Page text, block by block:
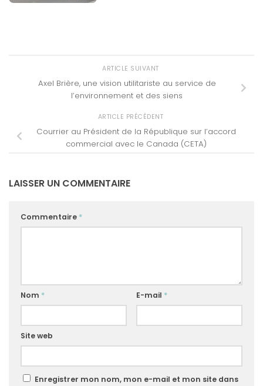
ARTICLE SUIVANT
Axel Brière, une vision utilitariste au service de
l’environnement et des siens
ARTICLE PRÉCÉDENT
Courrier au Président de la République sur l’accord
commercial avec le Canada (CETA)
LAISSER UN COMMENTAIRE
Commentaire *
Nom * E-mail *
Site web
Enregistrer mon nom, mon e-mail et mon site dans